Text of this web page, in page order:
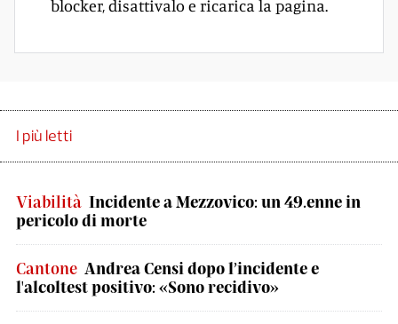
blocker, disattivalo e ricarica la pagina.
I più letti
Viabilità Incidente a Mezzovico: un 49.enne in
pericolo di morte
Cantone Andrea Censi dopo l’incidente e
l'alcoltest positivo: «Sono recidivo»